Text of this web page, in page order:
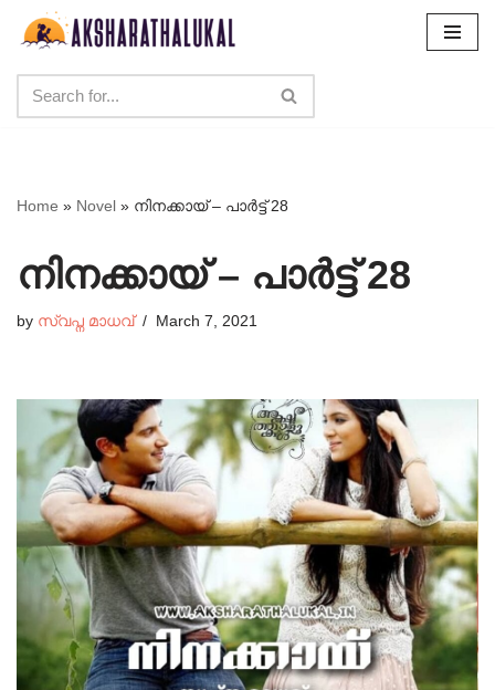
content
Home » Novel » നിനക്കായ് – പാർട്ട്‌ 28
നിനക്കായ് – പാർട്ട്‌ 28
by സ്വപ്ന മാധവ് March 7, 2021